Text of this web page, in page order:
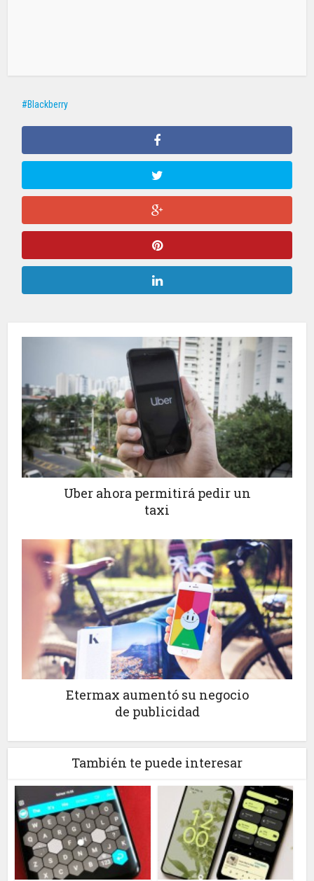
Blackberry
Uber ahora permitirá pedir un
taxi
Etermax aumentó su negocio
de publicidad
También te puede interesar